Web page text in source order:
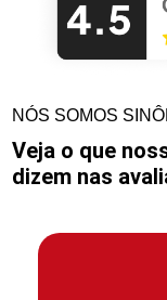
NÓS SOMOS
Veja o que
dizem nas